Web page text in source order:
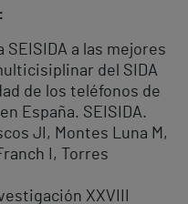
SEISIDA a las mejores
del SIDA
de los teléfonos de
España. SEISIDA.
JI, Montes Luna M,
I, Torres
XXVIII